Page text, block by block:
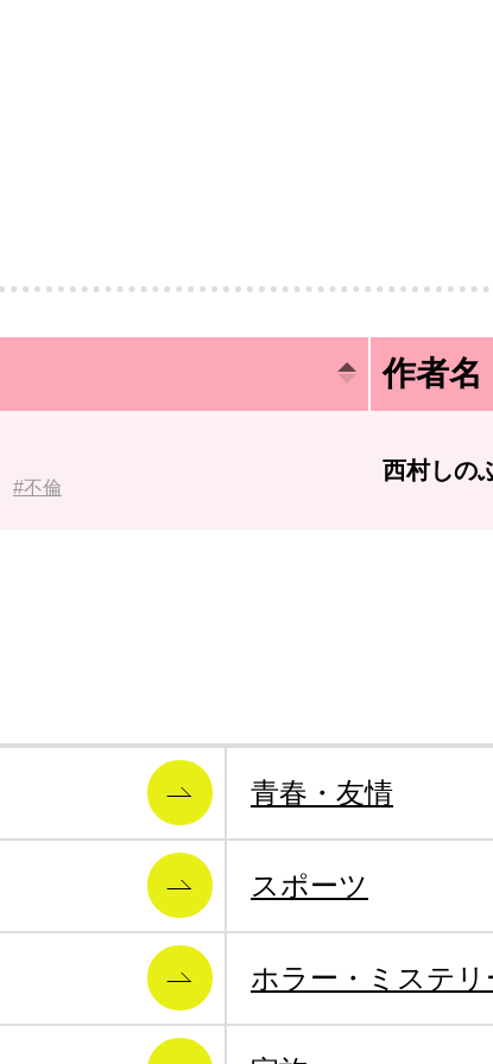
作者名
不倫
西村しの
青春・友情
スポーツ
ホラー・ミステリ